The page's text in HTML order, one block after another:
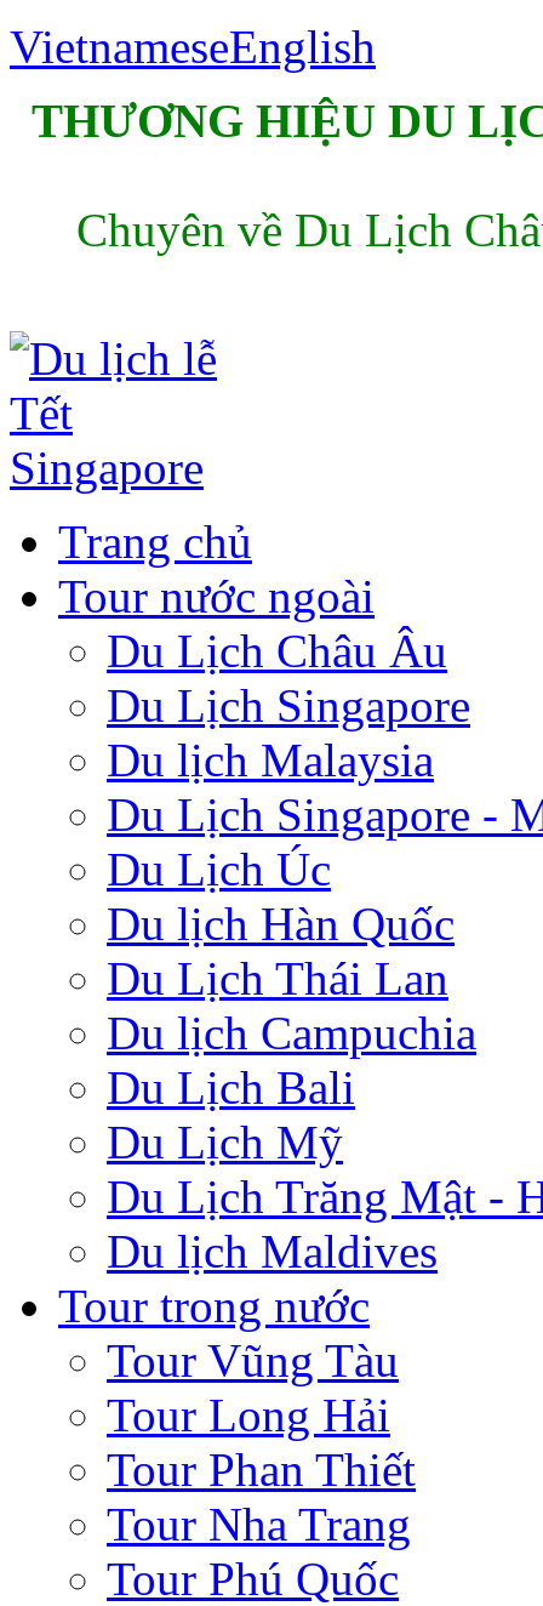
VietnameseEnglish
THƯƠNG HIỆU DU
Chuyên về Du Lịch
Trang chủ
Tour nước ngoài
Du Lịch Châu Âu
Du Lịch Singapore
Du lịch Malaysia
Du Lịch Singapore -
Du Lịch Úc
Du lịch Hàn Quốc
Du Lịch Thái Lan
Du lịch Campuchia
Du Lịch Bali
Du Lịch Mỹ
Du Lịch Trăng Mật -
Du lịch Maldives
Tour trong nước
Tour Vũng Tàu
Tour Long Hải
Tour Phan Thiết
Tour Nha Trang
Tour Phú Quốc